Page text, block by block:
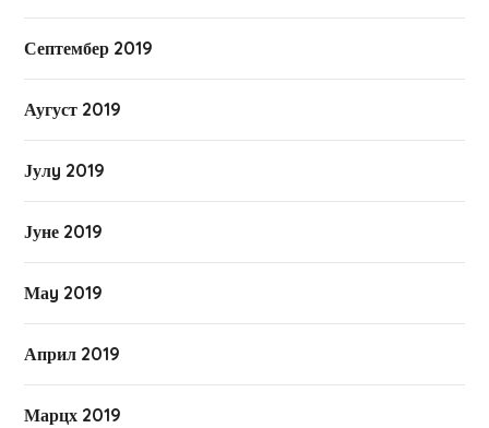
Септембер 2019
Аугуст 2019
Јулy 2019
Јуне 2019
Маy 2019
Април 2019
Марцх 2019